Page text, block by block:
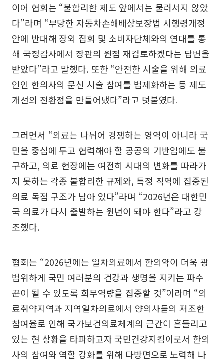
이어 협회는 “불합리한 제도 앞에서는 물러서지 않았
다”라며 “부당한 자동차손해배상보장법 시행령개정
안에 반대해 장외 집회 및 소비자단체와의 연대를 통
해 국정감사에서 장관의 원점 재검토하겠다는 답변을
받았다”라고 말했다. 또한 “안전한 시술을 위해 의료
인인 한의사의 문신 시술 참여를 법제화하는 등 제도
개선의 전환점을 만들어냈다”라고 덧붙였다.
그러면서 “의료는 나뉘어 경쟁하는 영역이 아니라 국
민을 중심에 두고 협력해야 할 공공의 기반임에도 불
구하고, 의료 현장에는 여전히 시대의 변화를 따라가
지 못하는 각종 불합리한 규제와, 특정 직역에 집중된
의료 독점 구조가 남아 있다”라며 “2026년은 대한민
국 의료가 다시 출발하는 원년이 돼야 한다”라고 강
조했다.
협회는 “2026년에는 일차의료에서 한의약이 더욱 광
범위하게 국민 여러분의 건강과 생명을 지키는 파수
꾼이 될 수 있도록 회무역량을 집중할 것”이라며 “의
료취약지역과 지역일차의료에서 양의사들의 저조한
참여율로 인해 국가보건의료체계의 근간이 흔들리고
있는 현 상황을 타파하고자 국민건강지킴이로서 한의
사의 참여와 역할 강화를 위해 다방면으로 노력해 나